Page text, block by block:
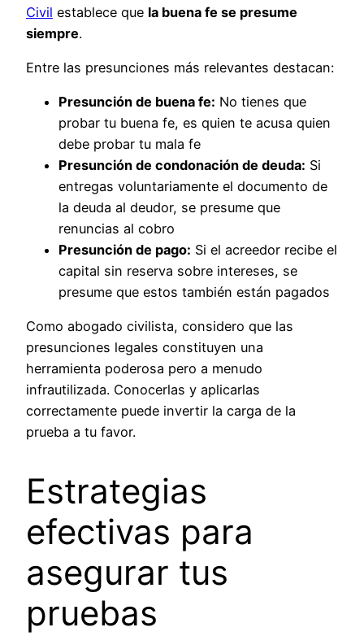
Civil establece que la buena fe se presume
siempre.
Entre las presunciones más relevantes destacan:
Presunción de buena fe: No tienes que
probar tu buena fe, es quien te acusa quien
debe probar tu mala fe
Presunción de condonación de deuda: Si
entregas voluntariamente el documento de
la deuda al deudor, se presume que
renuncias al cobro
Presunción de pago: Si el acreedor recibe el
capital sin reserva sobre intereses, se
presume que estos también están pagados
Como abogado civilista, considero que las
presunciones legales constituyen una
herramienta poderosa pero a menudo
infrautilizada. Conocerlas y aplicarlas
correctamente puede invertir la carga de la
prueba a tu favor.
Estrategias
efectivas para
asegurar tus
pruebas